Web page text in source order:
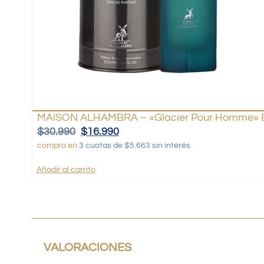
MAISON ALHAMBRA – «Glacier Pour Homme»
$30.990 $16.990
compra en 3 cuotas de $5.663 sin interés
Añadir al carrito
VALORACIONES